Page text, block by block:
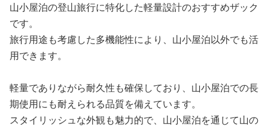
山小屋泊の登山旅行に特化した軽量設計のおすすめザック
です。
旅行用途も考慮した多機能性により、山小屋泊以外でも活
用できます。
軽量でありながら耐久性も確保しており、山小屋泊での長
期使用にも耐えられる品質を備えています。
スタイリッシュな外観も魅力的で、山小屋泊を通じて山の